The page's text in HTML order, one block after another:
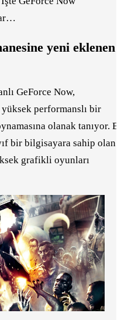
yeni eklenen
GeForce Now,
performanslı bir
olanak tanıyor.
bir bilgisayara sahip olan
grafikli oyunları